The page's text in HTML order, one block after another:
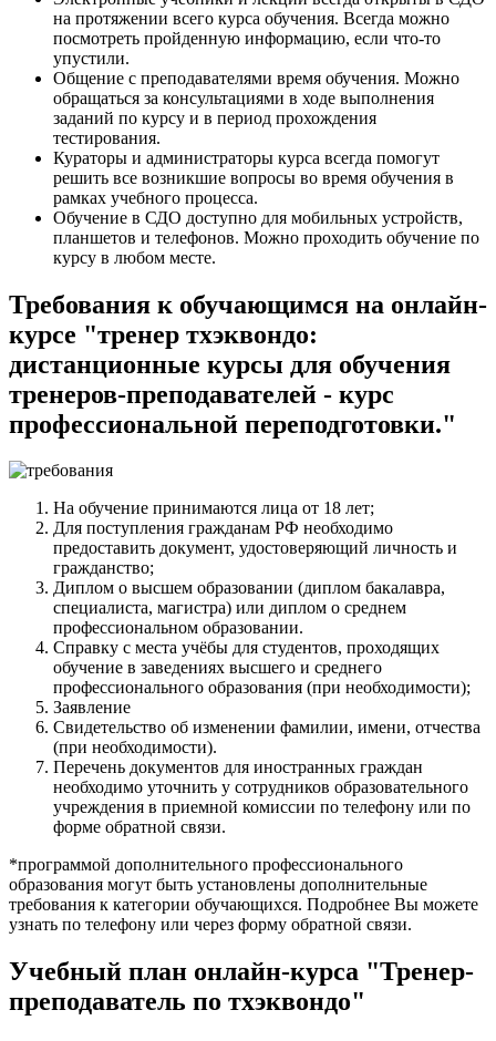
на протяжении всего курса обучения. Всегда можно
посмотреть пройденную информацию, если что-то
упустили.
Общение с преподавателями время обучения. Можно
обращаться за консультациями в ходе выполнения
заданий по курсу и в период прохождения
тестирования.
Кураторы и администраторы курса всегда помогут
решить все возникшие вопросы во время обучения в
рамках учебного процесса.
Обучение в СДО доступно для мобильных устройств,
планшетов и телефонов. Можно проходить обучение по
курсу в любом месте.
Требования к обучающимся на онлайн-
курсе "тренер тхэквондо:
дистанционные курсы для обучения
тренеров-преподавателей - курс
профессиональной переподготовки."
На обучение принимаются лица от 18 лет;
Для поступления гражданам РФ необходимо
предоставить документ, удостоверяющий личность и
гражданство;
Диплом о высшем образовании (диплом бакалавра,
специалиста, магистра) или диплом о среднем
профессиональном образовании.
Справку с места учёбы для студентов, проходящих
обучение в заведениях высшего и среднего
профессионального образования (при необходимости);
Заявление
Свидетельство об изменении фамилии, имени, отчества
(при необходимости).
Перечень документов для иностранных граждан
необходимо уточнить у сотрудников образовательного
учреждения в приемной комиссии по телефону или по
форме обратной связи.
*программой дополнительного профессионального
образования могут быть установлены дополнительные
требования к категории обучающихся. Подробнее Вы можете
узнать по телефону или через форму обратной связи.
Учебный план онлайн-курса "Тренер-
преподаватель по тхэквондо"